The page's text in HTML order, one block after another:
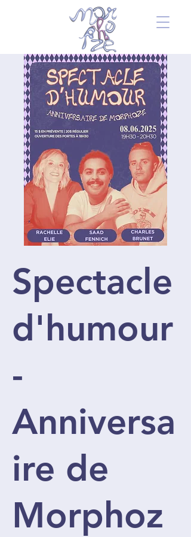
Spectacle
d'humour
-
Anniversa
ire de
Morphoz